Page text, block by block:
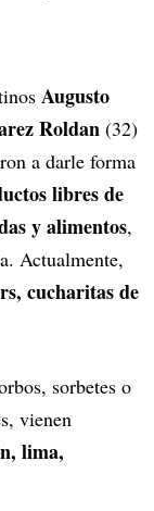
Augusto
Roldan (32)
a darle forma
libres de
y alimentos,
Actualmente,
cucharitas de
sorbetes o
vienen
lima,